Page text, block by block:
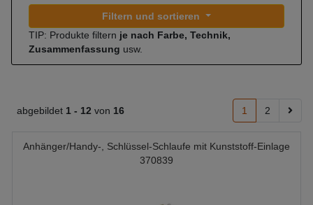
Filtern und sortieren
TIP: Produkte filtern je nach Farbe, Technik,
Zusammenfassung usw.
abgebildet 1 - 12 von 16 1 2
Anhänger/Handy-, Schlüssel-Schlaufe mit Kunststoff-Einlage
370839